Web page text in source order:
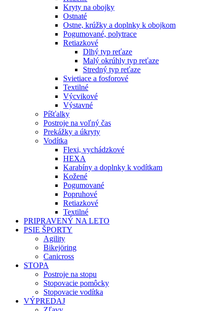
Kryty na obojky
Ostnaté
Ostne, krúžky a doplnky k obojkom
Pogumované, polytrace
Retiazkové
Dlhý typ reťaze
Malý okrúhly typ reťaze
Stredný typ reťaze
Svietiace a fosforové
Textilné
Výcvikové
Výstavné
Píšťalky
Postroje na voľný čas
Prekážky a úkryty
Vodítka
Flexi, vychádzkové
HEXA
Karabíny a doplnky k vodítkam
Kožené
Pogumované
Popruhové
Retiazkové
Textilné
PRIPRAVENÝ NA LETO
PSIE ŠPORTY
Agility
Bikejöring
Canicross
STOPA
Postroje na stopu
Stopovacie pomôcky
Stopovacie vodítka
VÝPREDAJ